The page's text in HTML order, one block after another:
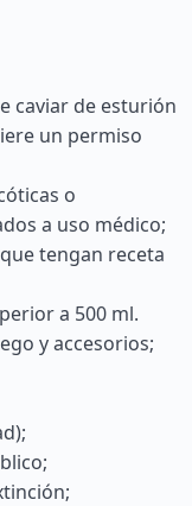
caviar de esturión
un permiso
o
a uso médico;
tengan receta
a 500 ml.
y accesorios;